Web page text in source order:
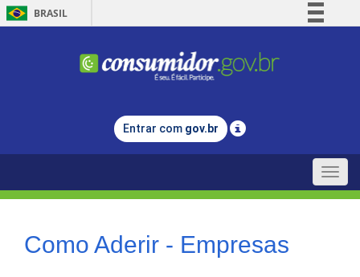
BRASIL
Comunica BR
Legislação
Entrar com gov.br
Toggle
Como Aderir - Empresas